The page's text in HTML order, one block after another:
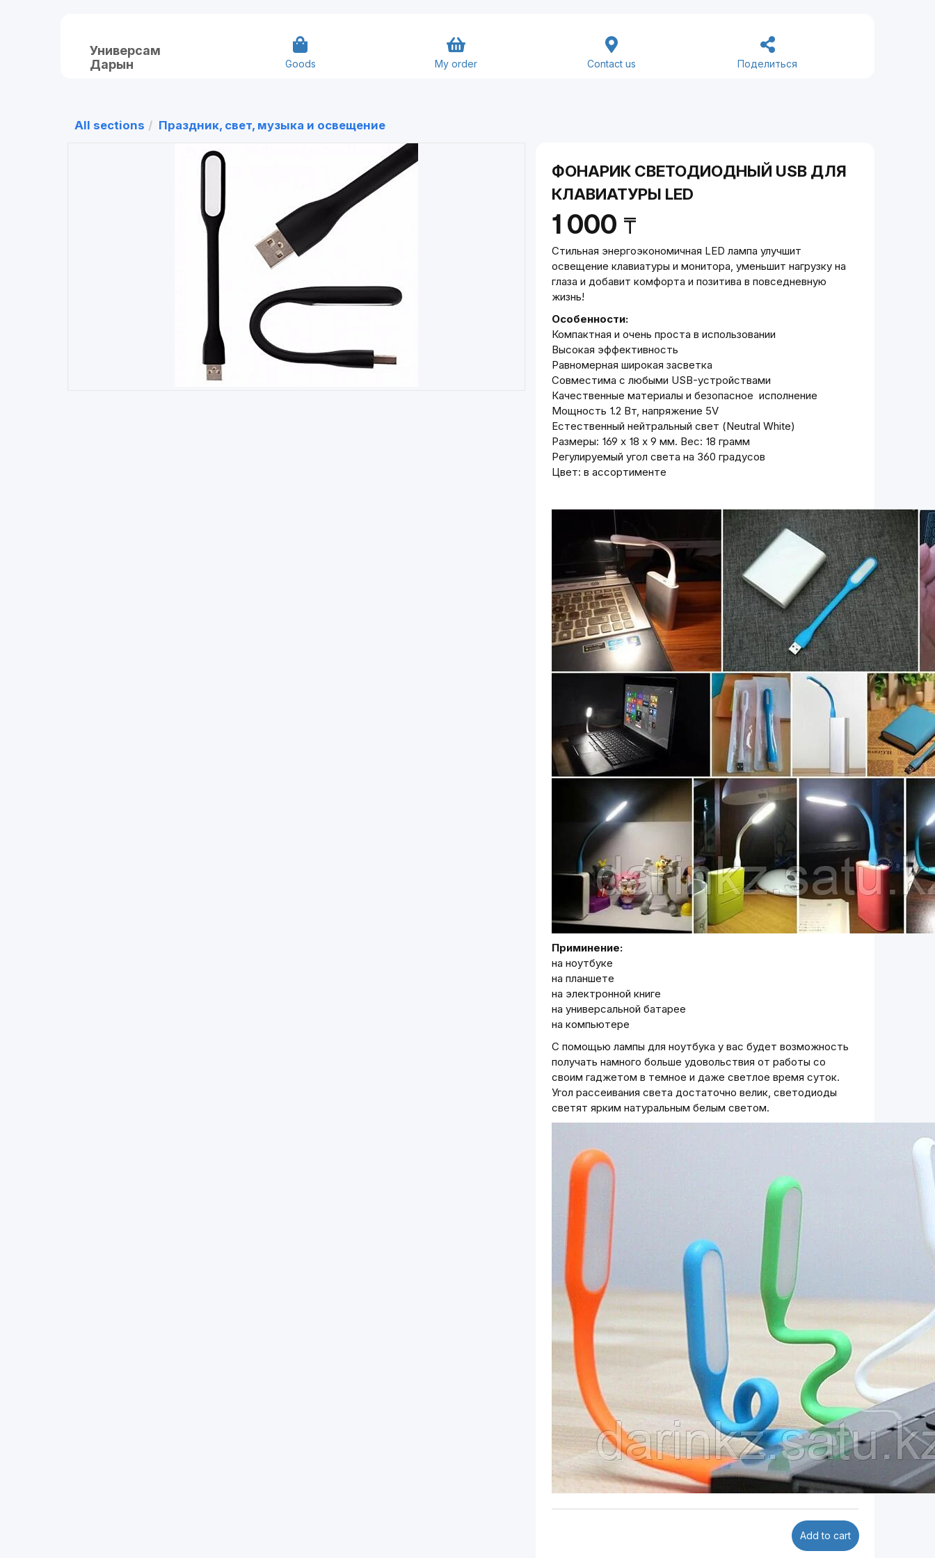
Универсам
Дарын
Goods My order Contact us Поделиться
All sections Праздник, свет, музыка и освещение
ФОНАРИК СВЕТОДИОДНЫЙ USB ДЛЯ
КЛАВИАТУРЫ LED
1 000 ₸
Стильная энергоэкономичная LED лампа улучшит
освещение клавиатуры и монитора, уменьшит нагрузку на
глаза и добавит комфорта и позитива в повседневную
жизнь!
Особенности:
Компактная и очень проста в использовании
Высокая эффективность
Равномерная широкая засветка
Совместима с любыми USB-устройствами
Качественные материалы и безопасное исполнение
Мощность 1.2 Вт, напряжение 5V
Естественный нейтральный свет (Neutral White)
Размеры: 169 х 18 х 9 мм. Вес: 18 грамм
Регулируемый угол света на 360 градусов
Цвет: в ассортименте
Приминение:
на ноутбуке
на планшете
на электронной книге
на универсальной батарее
на компьютере
С помощью лампы для ноутбука у вас будет возможность
получать намного больше удовольствия от работы со
своим гаджетом в темное и даже светлое время суток.
Угол рассеивания света достаточно велик, светодиоды
светят ярким натуральным белым светом.
Add to cart
Goods and Services
Submit